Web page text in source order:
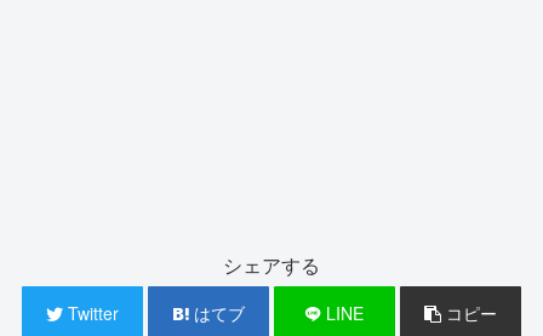
シェアする
Twitter はてブ LINE コピー